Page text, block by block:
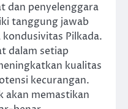
dan penyelenggara
tanggung jawab
Pilkada.
dalam setiap
kualitas
kecurangan.
akan memastikan